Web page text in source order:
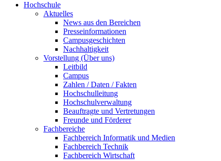
Hochschule
Aktuelles
News aus den Bereichen
Presseinformationen
Campusgeschichten
Nachhaltigkeit
Vorstellung (Über uns)
Leitbild
Campus
Zahlen / Daten / Fakten
Hochschulleitung
Hochschulverwaltung
Beauftragte und Vertretungen
Freunde und Förderer
Fachbereiche
Fachbereich Informatik und Medien
Fachbereich Technik
Fachbereich Wirtschaft